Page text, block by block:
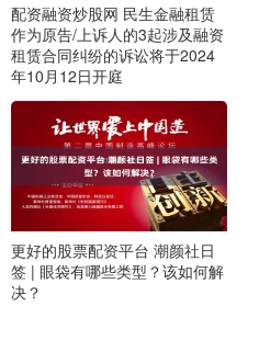
配资融资炒股网 民生金融租赁
作为原告/上诉人的3起涉及融资
租赁合同纠纷的诉讼将于2024
年10月12日开庭
更好的股票配资平台 潮颜社日
签 | 眼袋有哪些类型？该如何解
决？